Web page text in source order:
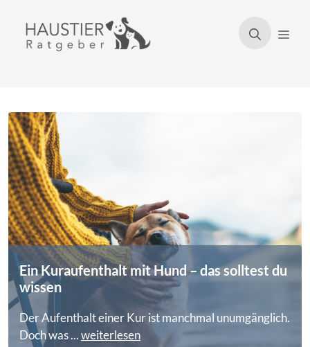
Inhalt
springen
Ein Kuraufenthalt mit Hund – das solltest du
wissen
Der Aufenthalt einer Kur ist manchmal unumgänglich.
Doch was ...weiterlesen